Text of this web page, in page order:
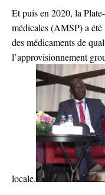
Et puis en 2020, la
médicales (AMSP) a été
des médicaments de
l’approvisionnement
locale.